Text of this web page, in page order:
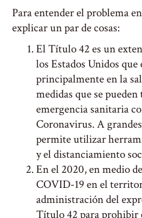
Para entender el problema
explicar un par de cosas:
El Título 42 es un
los Estados Unidos que
principalmente en la
medidas que se
emergencia sanitaria
Coronavirus. A
permite utilizar
y el distanciamiento
En el 2020, en medio
COVID-19 en el
administración del
Título 42 para prohibir